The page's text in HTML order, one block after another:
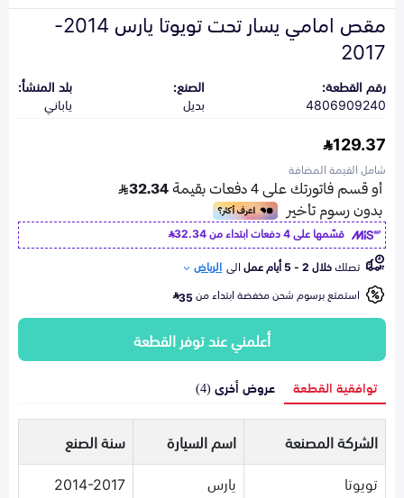
مقص امامي يسار تحت تويوتا يارس 2014-
2017
رقم القطعة:
4806909240
الصنع:
بديل
بلد المنشأ:
ياباني
129.37
شامل القيمة المضافة
قسّمها على 4 دفعات ابتداء من
32.34
تصلكخلال 2 - 5 أيام عمل الى الرياض
استمتع برسوم شحن مخفضة ابتداء من35
أعلمني عند توفر القطعة
توافقية القطعة عروض أخرى (4)
الشركة المصنعة اسم السيارة
سنة الصنع
تويوتا
يارس 2014-2017